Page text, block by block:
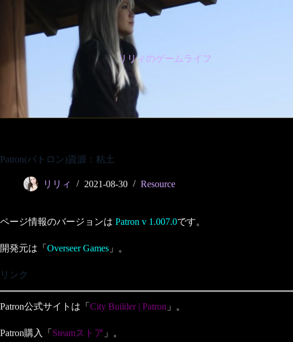
プ
リリィのゲームライフ
Patron(パトロン)資源：粘土
リリィ 2021-08-30 Resource
ページ情報のバージョンは Patron v 1.007.0です。
開発元は「 Overseer Games 」。
リンク
Patron公式サイトは「 City Builder | Patron 」。
Patron購入「 Steamストア 」。